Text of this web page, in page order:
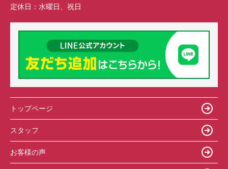
定休日： 水曜日、祝日
トップページ
スタッフ
お客様の声